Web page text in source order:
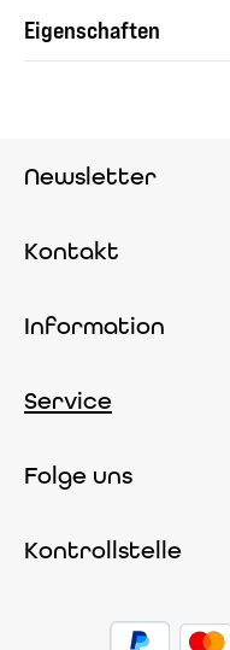
Eigenschaften
Newsletter
Kontakt
Information
Service
Folge uns
Kontrollstelle